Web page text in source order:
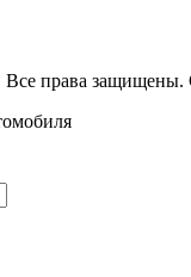
Все права защищены.